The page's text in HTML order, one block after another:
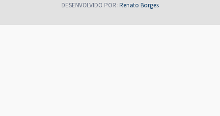
DESENVOLVIDO POR: Renato Borges